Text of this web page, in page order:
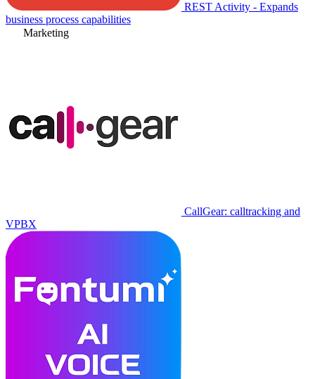
REST Activity - Expands
business process capabilities
Marketing
CallGear: calltracking and
VPBX